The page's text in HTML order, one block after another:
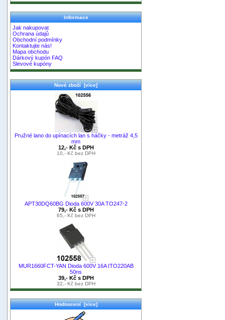
Informace
Jak nakupovat
Ochrana údajů
Obchodní podmínky
Kontaktujte nás!
Mapa obchodu
Dárkový kupón FAQ
Slevové kupóny
Nové zboží [více]
Pružné lano do upínacích lan s háčky - metráž 4,5
mm
12,- Kč s DPH
10,- Kč bez DPH
APT30DQ60BG Dioda 600V 30A TO247-2
79,- Kč s DPH
65,- Kč bez DPH
MUR1660FCT-YAN Dioda 600V 16A ITO220AB
50ns
39,- Kč s DPH
32,- Kč bez DPH
Hodnocení [více]